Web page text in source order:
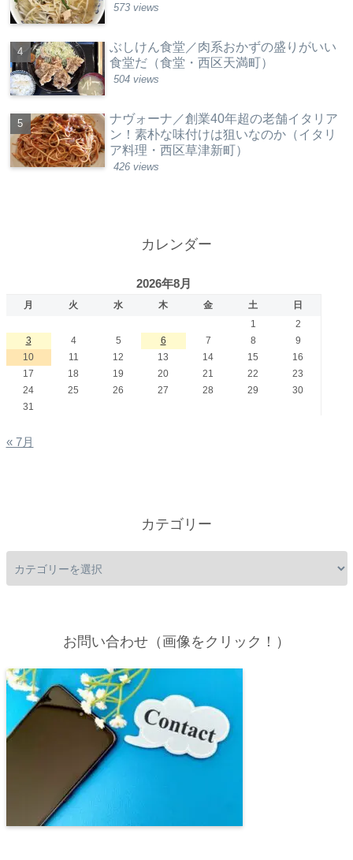
573 views
ぶしけん食堂／肉系おかずの盛りがいい
食堂だ（食堂・西区天満町）
504 views
ナヴォーナ／創業40年超の老舗イタリア
ン！素朴な味付けは狙いなのか（イタリ
ア料理・西区草津新町）
426 views
カレンダー
2026年8月
月 火 水 木 金 土
日
1
2
3
4 5 6 7 8
9
10
11 12 13 14 15
16
17
18 19 20 21 22
23
24
25 26 27 28 29
30
31
« 7月
カテゴリー
お問い合わせ（画像をクリック！）